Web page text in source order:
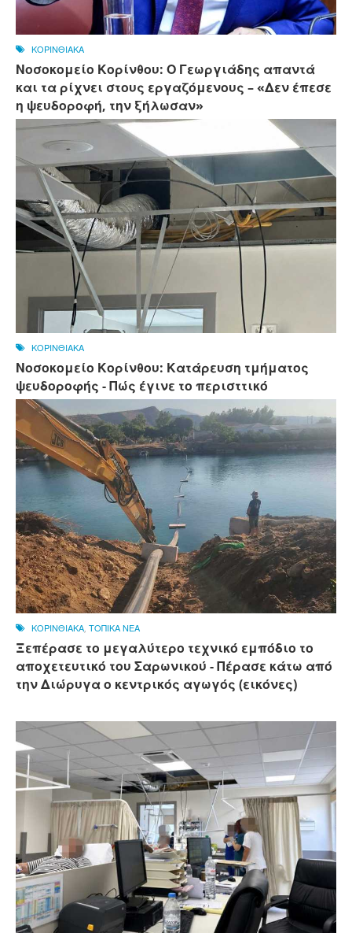
ΚΟΡΙΝΘΙΑΚΑ
Νοσοκομείο Κορίνθου: Ο Γεωργιάδης απαντά
και τα ρίχνει στους εργαζόμενους – «Δεν έπεσε
η ψευδοροφή, την ξήλωσαν»
ΚΟΡΙΝΘΙΑΚΑ
Νοσοκομείο Κορίνθου: Κατάρευση τμήματος
ψευδοροφής - Πώς έγινε το περισττικό
ΚΟΡΙΝΘΙΑΚΑ, ΤΟΠΙΚΑ ΝΕΑ
Ξεπέρασε το μεγαλύτερο τεχνικό εμπόδιο το
αποχετευτικό του Σαρωνικού - Πέρασε κάτω από
την Διώρυγα ο κεντρικός αγωγός (εικόνες)